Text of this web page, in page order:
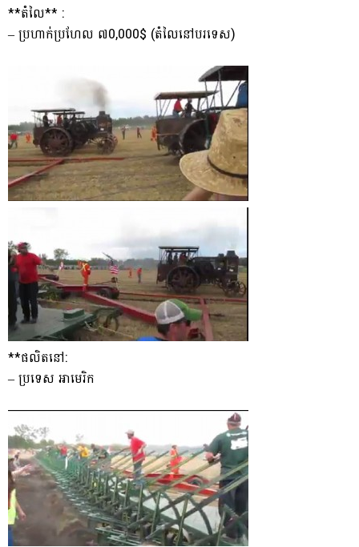
**តំលៃ** :
– ប្រហាក់ប្រហែល ៧0,000$ (តំលៃនៅបរទេស)
**ផលិតនៅ:
– ប្រទេស អាមេរិក